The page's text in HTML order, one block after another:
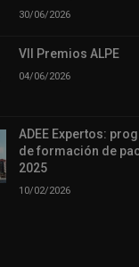
30/06/2026
VII Premios ALPE
04/06/2026
ADEE Expertos:
de formación de
2025
10/02/2026